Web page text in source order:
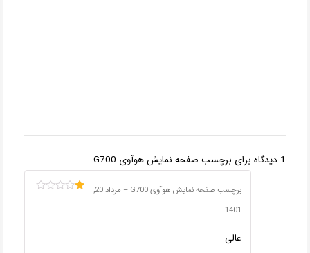
1 دیدگاه برای برچسب صفحه نمایش هوآوی G700
برچسب صفحه نمایش هوآوی G700 –
مرداد 20,
1401
عالی